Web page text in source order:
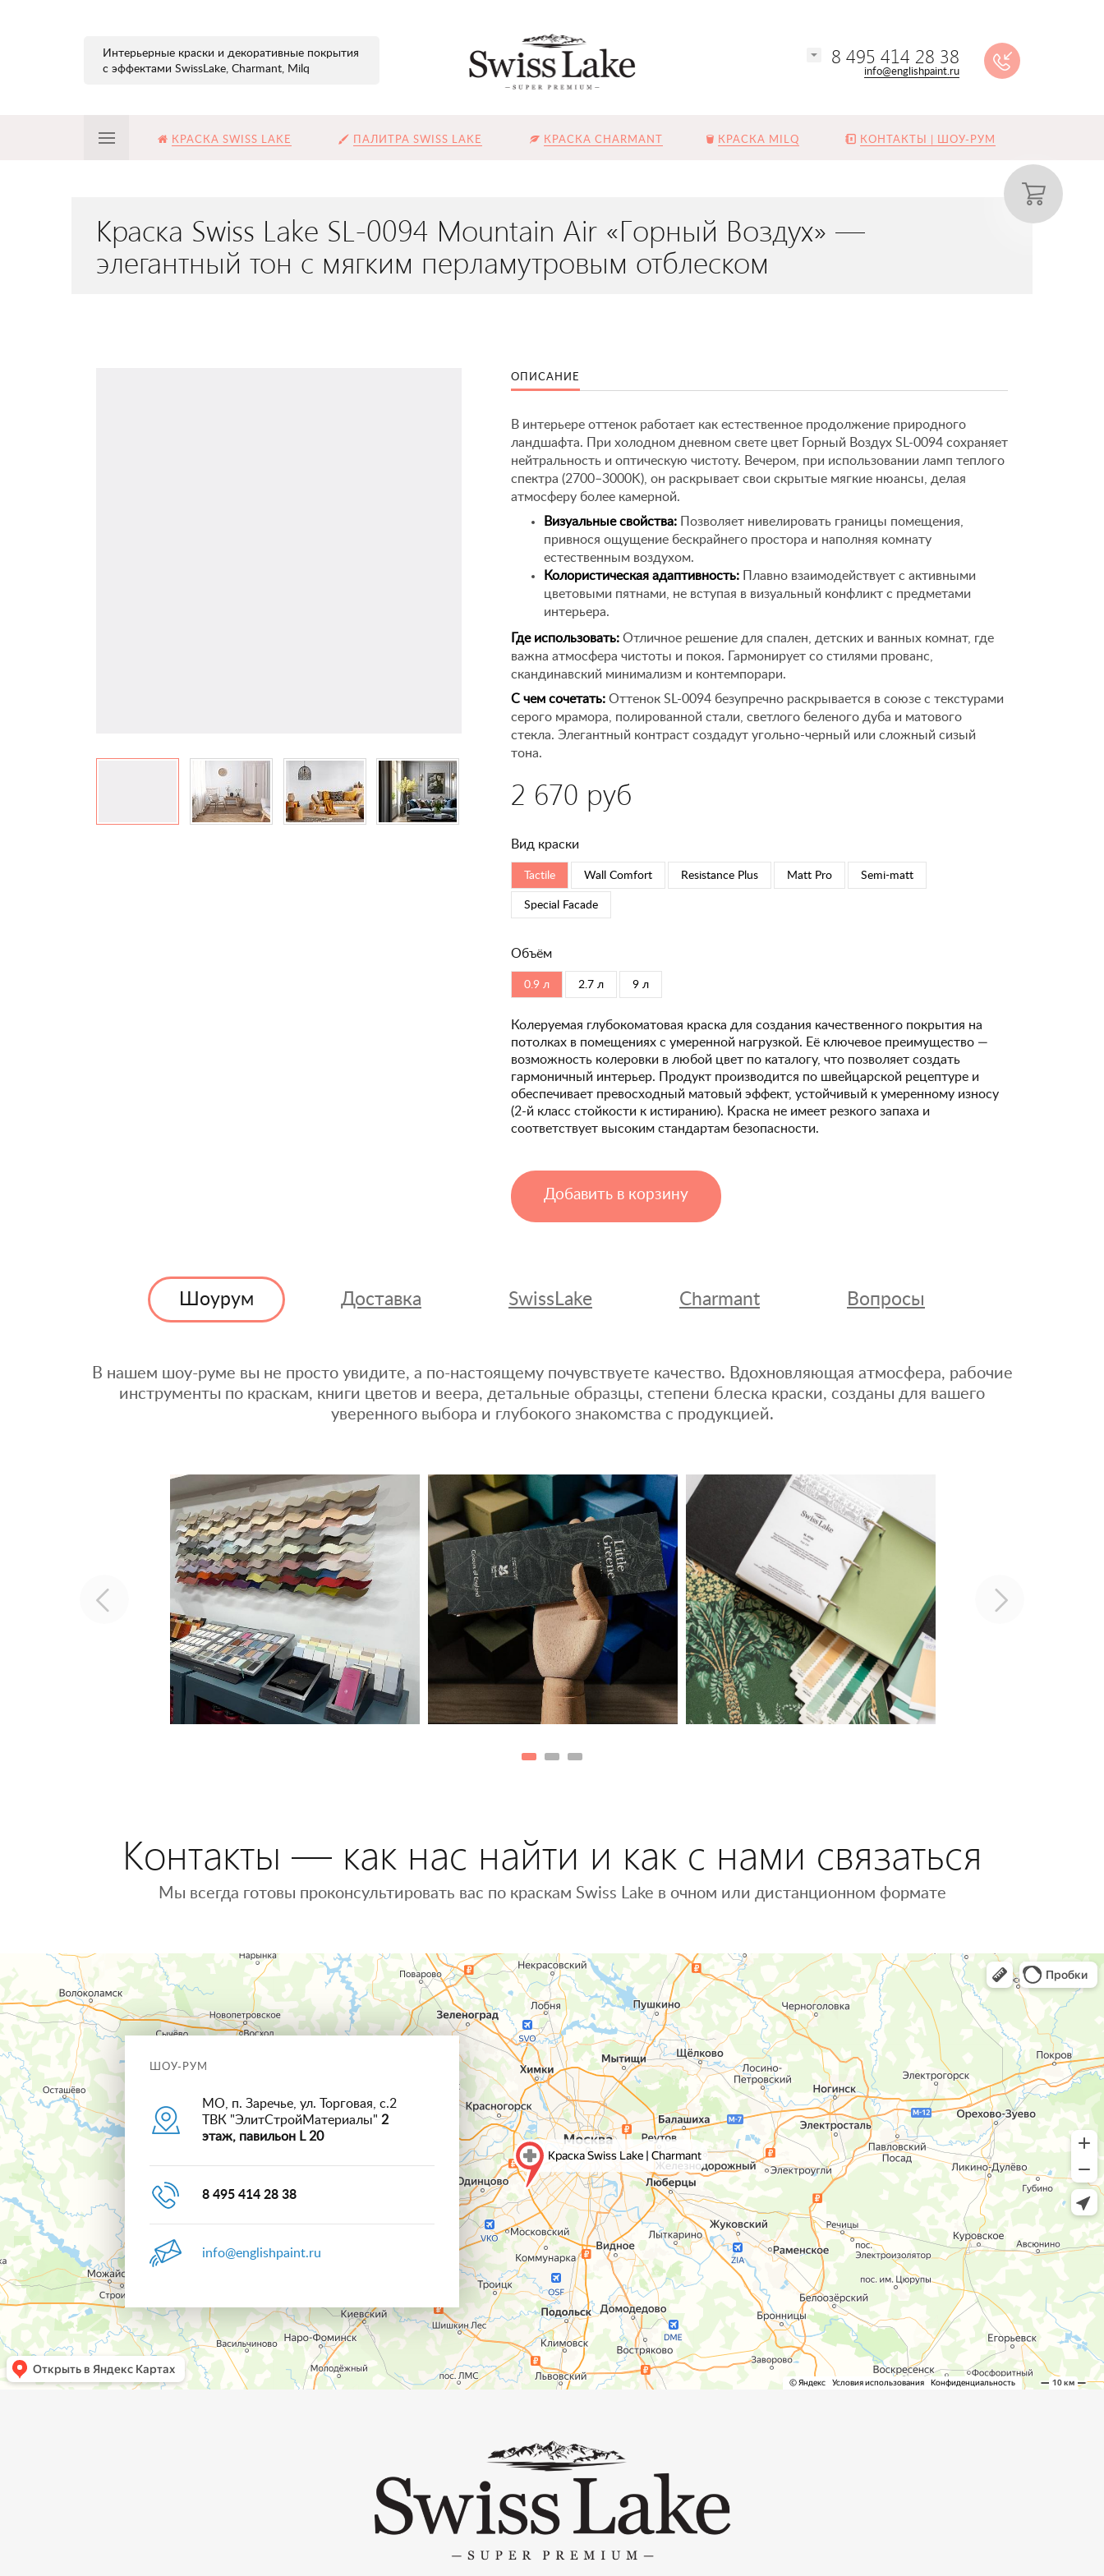
Интерьерные краски и декоративные покрытия
с эффектами SwissLake, Charmant, Milq
8 495 414 28 38
info@englishpaint.ru
КРАСКА SWISS LAKE ПАЛИТРА SWISS LAKE КРАСКА CHARMANT КРАСКА MILQ КОНТАКТЫ | ШОУ-РУМ
Краска Swiss Lake SL-0094 Mountain Air «Горный Воздух» —
элегантный тон с мягким перламутровым отблеском
ОПИСАНИЕ
В интерьере оттенок работает как естественное продолжение природного
ландшафта. При холодном дневном свете цвет Горный Воздух SL-0094 сохраняет
нейтральность и оптическую чистоту. Вечером, при использовании ламп теплого
спектра (2700–3000K), он раскрывает свои скрытые мягкие нюансы, делая
атмосферу более камерной.
Визуальные свойства: Позволяет нивелировать границы помещения,
привнося ощущение бескрайнего простора и наполняя комнату
естественным воздухом.
Колористическая адаптивность: Плавно взаимодействует с активными
цветовыми пятнами, не вступая в визуальный конфликт с предметами
интерьера.
Где использовать: Отличное решение для спален, детских и ванных комнат, где
важна атмосфера чистоты и покоя. Гармонирует со стилями прованс,
скандинавский минимализм и контемпорари.
С чем сочетать: Оттенок SL-0094 безупречно раскрывается в союзе с текстурами
серого мрамора, полированной стали, светлого беленого дуба и матового
стекла. Элегантный контраст создадут угольно-черный или сложный сизый
тона.
2 670 руб
Вид краски
Tactile Wall Comfort Resistance Plus Matt Pro Semi-matt
Special Faсade
Объём
0.9 л 2.7 л 9 л
Колеруемая глубокоматовая краска для создания качественного покрытия на
потолках в помещениях с умеренной нагрузкой. Её ключевое преимущество —
возможность колеровки в любой цвет по каталогу, что позволяет создать
гармоничный интерьер. Продукт производится по швейцарской рецептуре и
обеспечивает превосходный матовый эффект, устойчивый к умеренному износу
(2-й класс стойкости к истиранию). Краска не имеет резкого запаха и
соответствует высоким стандартам безопасности.
Добавить в корзину
Шоурум Доставка SwissLake Charmant Вопросы
В нашем шоу-руме вы не просто увидите, а по-настоящему почувствуете качество. Вдохновляющая атмосфера, рабочие
инструменты по краскам, книги цветов и веера, детальные образцы, степени блеска краски, созданы для вашего
уверенного выбора и глубокого знакомства с продукцией.
Контакты — как нас найти и как с нами связаться
Мы всегда готовы проконсультировать вас по краскам Swiss Lake в очном или дистанционном формате
ШОУ-РУМ
МО, п. Заречье, ул. Торговая, с.2
ТВК "ЭлитСтройМатериалы" 2
этаж, павильон L 20
8 495 414 28 38
info@englishpaint.ru